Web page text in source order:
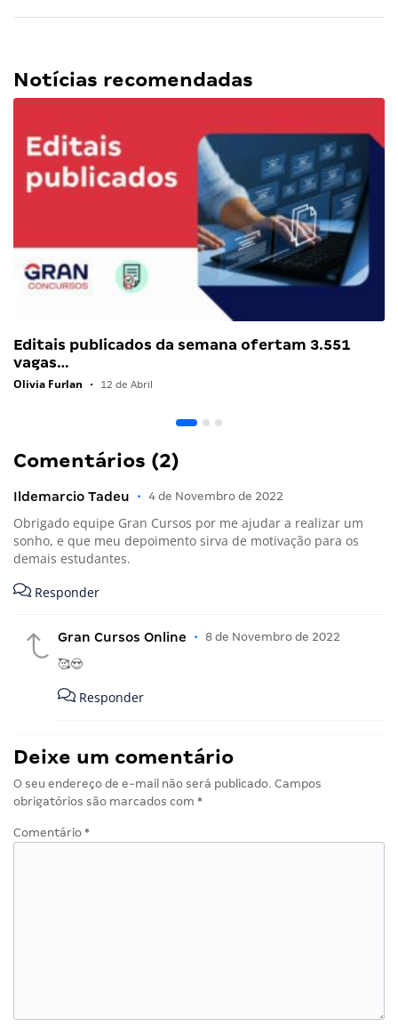
Notícias recomendadas
Editais publicados da semana ofertam 3.551
vagas…
Olivia Furlan • 12 de Abril
Comentários (2)
Ildemarcio Tadeu • 4 de Novembro de 2022
Obrigado equipe Gran Cursos por me ajudar a realizar um
sonho, e que meu depoimento sirva de motivação para os
demais estudantes.
Responder
Gran Cursos Online • 8 de Novembro de 2022
🥰😍
Responder
Deixe um comentário
O seu endereço de e-mail não será publicado. Campos
obrigatórios são marcados com *
Comentário *